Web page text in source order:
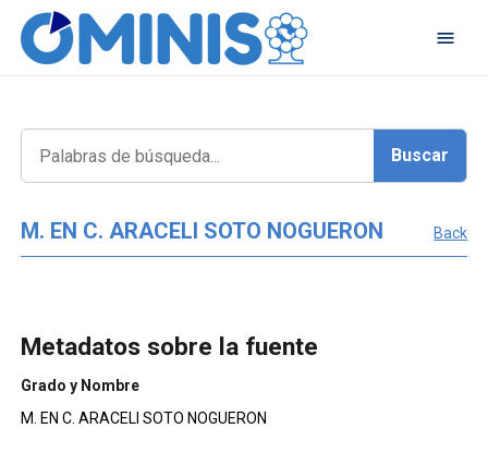
M. EN C. ARACELI SOTO NOGUERON Back
Metadatos sobre la fuente
Grado y Nombre
M. EN C. ARACELI SOTO NOGUERON